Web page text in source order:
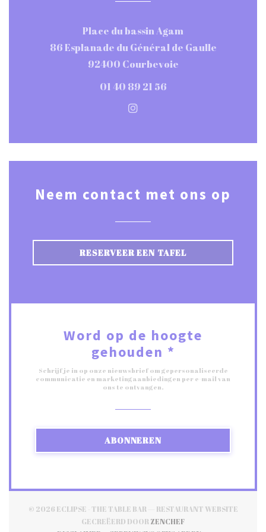
Place du bassin Agam
86 Esplanade du Général de Gaulle
92400 Courbevoie((opent in een
01 40 89 21 56
Instagram ((opent in een
Neem contact met ons op
RESERVEER EEN TAFEL
Word op de hoogte
gehouden *
Schrijf je in op onze nieuwsbrief om gepersonaliseerde
communicatie en marketingaanbiedingen per e-mail van
ons te ontvangen.
ABONNEREN
© 2026 ECLIPSE - THE TABLE BAR — RESTAURANT WEBSITE
GECREËERD DOOR ZENCHEF((OPENT IN EEN